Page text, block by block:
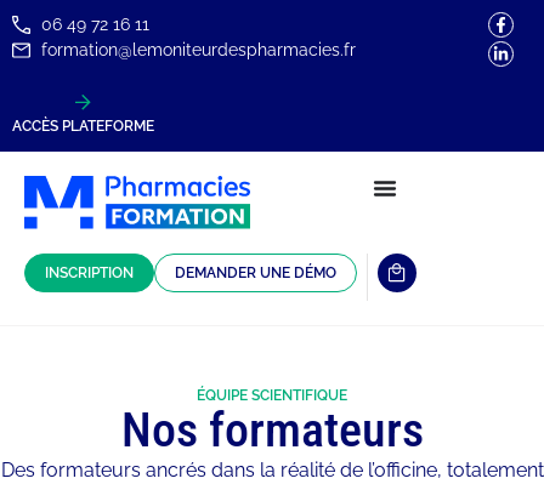
06 49 72 16 11
formation@lemoniteurdespharmacies.fr
ACCÈS PLATEFORME
INSCRIPTION DEMANDER UNE DÉMO
ÉQUIPE SCIENTIFIQUE
Nos formateurs
Des formateurs ancrés dans la réalité de l’officine, totalement